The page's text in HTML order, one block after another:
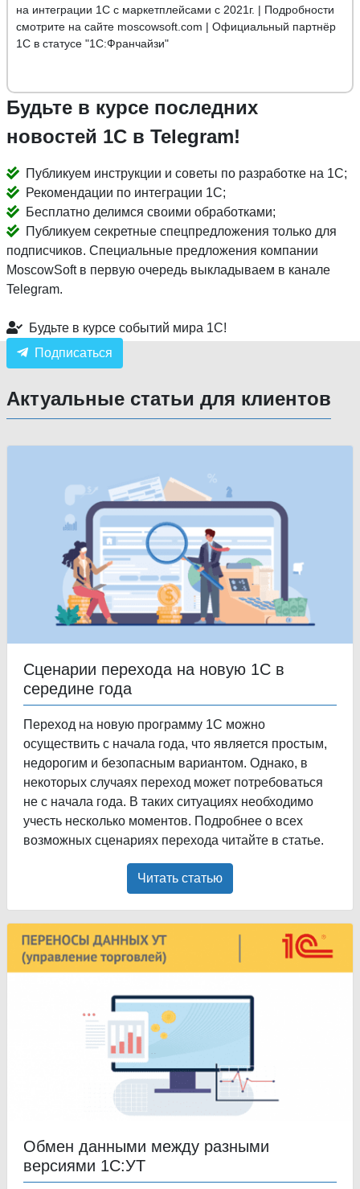
на интеграции 1С с маркетплейсами с 2021г. | Подробности
смотрите на сайте moscowsoft.com | Официальный партнёр
1С в статусе "1С:Франчайзи"
Будьте в курсе последних
новостей 1С в Telegram!
Публикуем инструкции и советы по разработке на 1С;
Рекомендации по интеграции 1С;
Бесплатно делимся своими обработками;
Публикуем секретные спецпредложения только для
подписчиков. Специальные предложения компании
MoscowSoft в первую очередь выкладываем в канале
Telegram.
Будьте в курсе событий мира 1С!
Подписаться
Актуальные статьи для клиентов
Сценарии перехода на новую 1С в
середине года
Переход на новую программу 1С можно
осуществить с начала года, что является простым,
недорогим и безопасным вариантом. Однако, в
некоторых случаях переход может потребоваться
не с начала года. В таких ситуациях необходимо
учесть несколько моментов. Подробнее о всех
возможных сценариях перехода читайте в статье.
Читать статью
Обмен данными между разными
версиями 1С:УТ